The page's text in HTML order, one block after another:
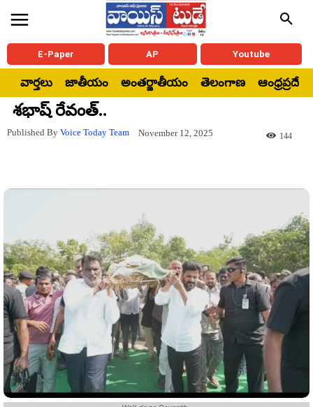
E-Paper AP Youtube
వార్తలు జాతీయం అంతర్జాతీయం తెలంగాణ ఆంధ్రప్రదేశ్
శభాష్ రేవంత్..
Published By Voice Today Team November 12, 2025 144